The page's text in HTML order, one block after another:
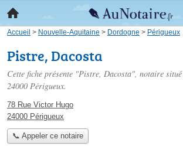
Accueil > Nouvelle-Aquitaine > Dordogne > Périgueux
Pistre, Dacosta
Cette fiche présente "Pistre, Dacosta", notaire situé
24000 Périgueux.
78 Rue Victor Hugo
24000 Périgueux
📞 Appeler ce notaire